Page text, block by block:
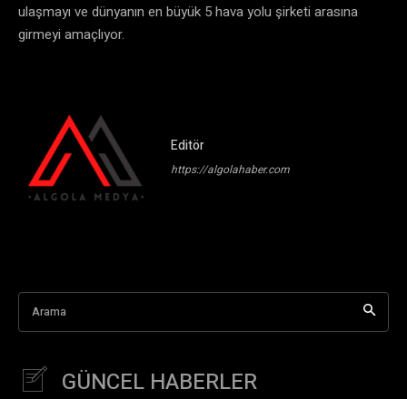
ulaşmayı ve dünyanın en büyük 5 hava yolu şirketi arasına
girmeyi amaçlıyor.
Editör
https://algolahaber.com
Arama
GÜNCEL HABERLER